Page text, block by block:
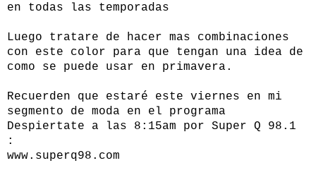
en todas las temporadas
Luego tratare de hacer mas combinaciones
con este color para que tengan una idea de
como se puede usar en primavera.
Recuerden que estaré este viernes en mi
segmento de moda en el programa
Despiertate a las 8:15am por Super Q 98.1
:
www.superq98.com